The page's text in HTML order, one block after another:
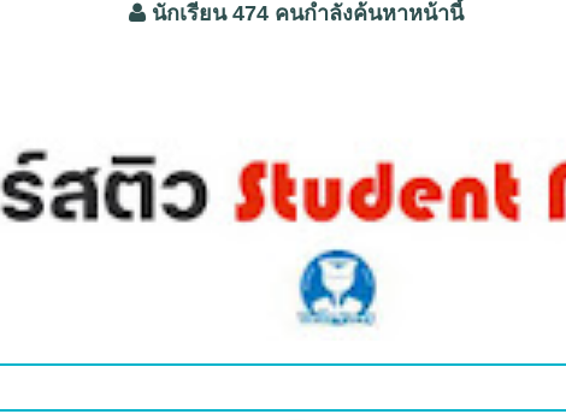
นักเรียน 474 คนกำลังค้นหาหน้านี้